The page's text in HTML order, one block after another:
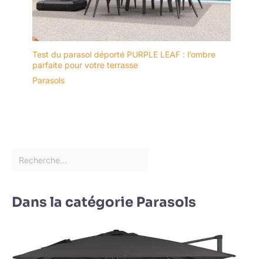
Test du parasol déporté PURPLE LEAF : l’ombre
parfaite pour votre terrasse
Parasols
Dans la catégorie Parasols